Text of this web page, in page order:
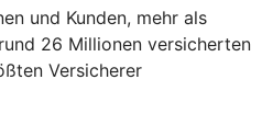
und Kunden, mehr als
26 Millionen versicherten
Versicherer